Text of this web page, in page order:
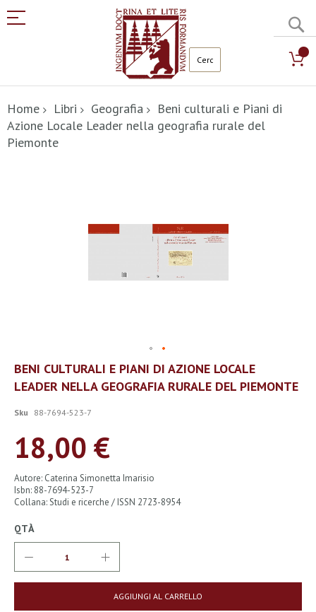
al
contenuto
Home Libri Geografia
Beni culturali e Piani di
Azione Locale Leader nella geografia rurale del
Piemonte
Vai
all'inizio
della
di
BENI CULTURALI E PIANI DI AZIONE LOCALE
LEADER NELLA GEOGRAFIA RURALE DEL PIEMONTE
Sku 88-7694-523-7
18,00 €
Autore: Caterina Simonetta Imarisio
Isbn: 88-7694-523-7
Collana: Studi e ricerche / ISSN 2723-8954
QTÀ
AGGIUNGI AL CARRELLO